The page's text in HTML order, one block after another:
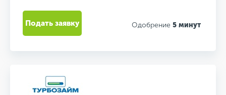
Одобрение 5 минут
Подать заявку